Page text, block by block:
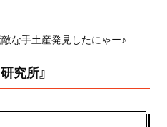
な手土産発見したにゃー♪
究所』